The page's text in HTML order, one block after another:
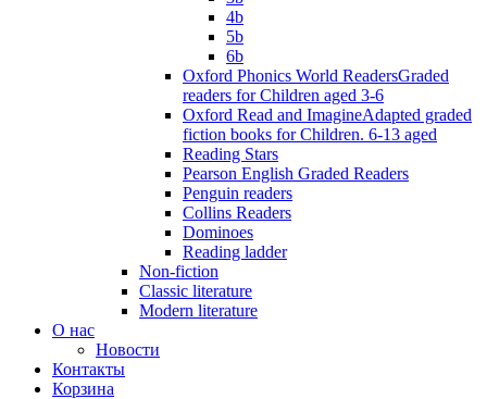
4b
5b
6b
Oxford Phonics World ReadersGraded
readers for Children aged 3-6
Oxford Read and ImagineAdapted graded
fiction books for Children. 6-13 aged
Reading Stars
Pearson English Graded Readers
Penguin readers
Collins Readers
Dominoes
Reading ladder
Non-fiction
Classic literature
Modern literature
О нас
Новости
Контакты
Корзина